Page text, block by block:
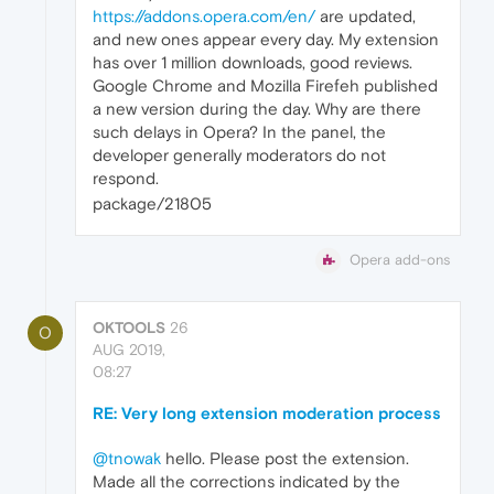
https://addons.opera.com/en/are updated,
and new ones appear every day. My extension
has over 1 million downloads, good reviews.
Google Chrome and Mozilla Firefeh published
a new version during the day. Why are there
such delays in Opera? In the panel, the
developer generally moderators do not
respond.
package/21805
Opera add-ons
O OKTOOLS 26
AUG 2019,
08:27
RE: Very long extension moderation process
@tnowak hello. Please post the extension.
Made all the corrections indicated by the